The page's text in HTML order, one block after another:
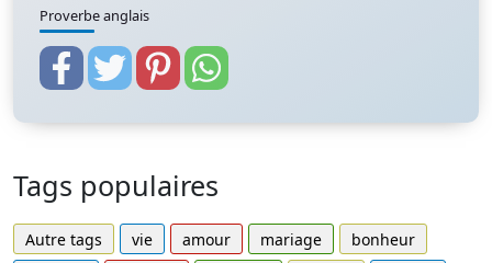
Proverbe anglais
Tags populaires
Autre tags vie amour mariage
bonheur